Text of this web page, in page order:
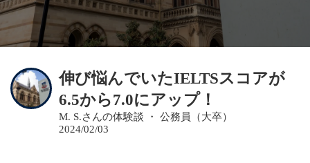
伸び悩んでいたIELTSスコアが
6.5から7.0にアップ！
M. S.さんの体験談 ・ 公務員（大卒）
2024/02/03